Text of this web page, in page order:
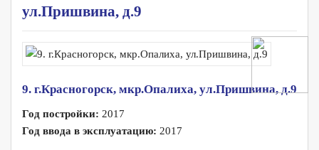
ул.Пришвина, д.9
9. г.Красногорск, мкр.Опалиха, ул.Пришвина, д.9
Год постройки: 2017
Год ввода в эксплуатацию: 2017